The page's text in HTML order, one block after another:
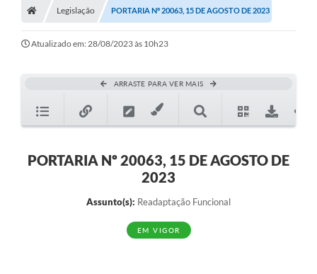
Legislação PORTARIA Nº 20063, 15 DE AGOSTO DE 2023
Atualizado em: 28/08/2023 às 10h23
ARRASTE PARA VER MAIS
PORTARIA Nº 20063, 15 DE AGOSTO DE
2023
Assunto(s): Readaptação Funcional
EM VIGOR